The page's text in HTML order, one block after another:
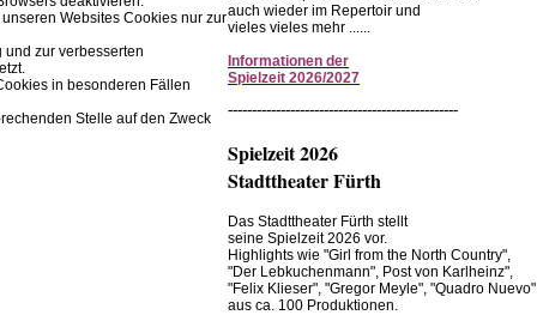
auch wieder im Repertoir und
vieles vieles mehr ......
Informationen der
Spielzeit 2026/2027
------------------------------------------------
Spielzeit 2026
Stadttheater Fürth
Das Stadttheater Fürth stellt
seine Spielzeit 2026 vor.
Highlights wie "Girl from the North Country",
"Der Lebkuchenmann", Post von Karlheinz",
"Felix Klieser", "Gregor Meyle", "Quadro Nuevo"
aus ca. 100 Produktionen.
Websites Cookies nur zur
und zur verbesserten
in besonderen Fällen
Stelle auf den Zweck